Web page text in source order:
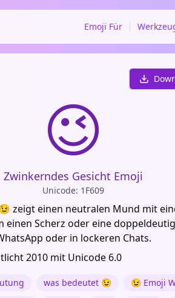
Emoji Für
😉
Zwinkerndes Gesicht Emoji
Unicode: 1F609
zeigt einen neutralen Mund mit
einen Scherz oder eine
oder in lockeren Chats.
2010 mit Unicode 6.0
was bedeutet 😉
😉 Emoji